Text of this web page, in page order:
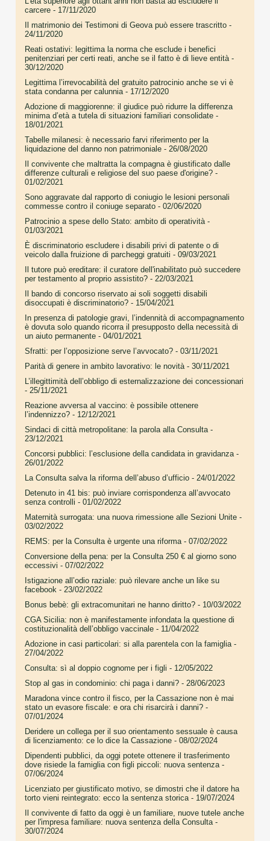
carcere - 17/11/2020
Il matrimonio dei Testimoni di Geova può essere trascritto -
24/11/2020
Reati ostativi: legittima la norma che esclude i benefici
penitenziari per certi reati, anche se il fatto è di lieve entità-
30/12/2020
Legittima l’irrevocabilità del gratuito patrocinio anche se vi è
stata condanna per calunnia- 17/12/2020
Adozione di maggiorenne: il giudice può ridurre la differenza
minima d’età a tutela di situazioni familiari consolidate -
18/01/2021
Tabelle milanesi: è necessario farvi riferimento per la
liquidazione del danno non patrimoniale - 26/08/2020
Il convivente che maltratta la compagna è giustificato dalle
differenze culturali e religiose del suo paese d'origine? -
01/02/2021
Sono aggravate dal rapporto di coniugio le lesioni personali
commesse contro il coniuge separato - 02/06/2020
Patrocinio a spese dello Stato: ambito di operatività-
01/03/2021
È discriminatorio escludere i disabili privi di patente o di
veicolo dalla fruizione di parcheggi gratuiti - 09/03/2021
Il tutore può ereditare: il curatore dell'inabilitato può succedere
per testamento al proprio assistito? - 22/03/2021
Il bando di concorso riservato ai soli soggetti disabili
disoccupati è discriminatorio? - 15/04/2021
In presenza di patologie gravi, l’indennità di accompagnamento
è dovuta solo quando ricorra il presupposto della necessità di
un aiuto permanente - 04/01/2021
Sfratti: per l’opposizione serve l’avvocato? - 03/11/2021
Parità di genere in ambito lavorativo: le novità- 30/11/2021
L’illegittimità dell’obbligo di esternalizzazione dei concessionari
- 25/11/2021
Reazione avversa al vaccino: è possibile ottenere
l’indennizzo? - 12/12/2021
Sindaci di città metropolitane: la parola alla Consulta-
23/12/2021
Concorsi pubblici: l’esclusione della candidata in gravidanza-
26/01/2022
La Consulta salva la riforma dell’abuso d’ufficio - 24/01/2022
Detenuto in 41 bis: può inviare corrispondenza all’avvocato
senza controlli - 01/02/2022
Maternità surrogata: una nuova rimessione alle Sezioni Unite -
03/02/2022
REMS: per la Consulta è urgente una riforma- 07/02/2022
Conversione della pena: per la Consulta 250 € al giorno sono
eccessivi - 07/02/2022
Istigazione all’odio raziale: può rilevare anche un like su
facebook - 23/02/2022
Bonus bebè: gli extracomunitari ne hanno diritto? - 10/03/2022
CGA Sicilia: non è manifestamente infondata la questione di
costituzionalità dell’obbligo vaccinale - 11/04/2022
Adozione in casi particolari: si alla parentela con la famiglia-
27/04/2022
Consulta: sì al doppio cognome per i figli - 12/05/2022
Stop al gas in condominio: chi paga i danni? - 28/06/2023
Maradona vince contro il fisco, per la Cassazione non è mai
stato un evasore fiscale: e ora chi risarcirà i danni? -
07/01/2024
Deridere un collega per il suo orientamento sessuale è causa
di licenziamento: ce lo dice la Cassazione - 08/02/2024
Dipendenti pubblici, da oggi potete ottenere il trasferimento
dove risiede la famiglia con figli piccoli: nuova sentenza-
07/06/2024
Licenziato per giustificato motivo, se dimostri che il datore ha
torto vieni reintegrato: ecco la sentenza storica- 19/07/2024
Il convivente di fatto da oggi è un familiare, nuove tutele anche
per l'impresa familiare: nuova sentenza della Consulta-
30/07/2024